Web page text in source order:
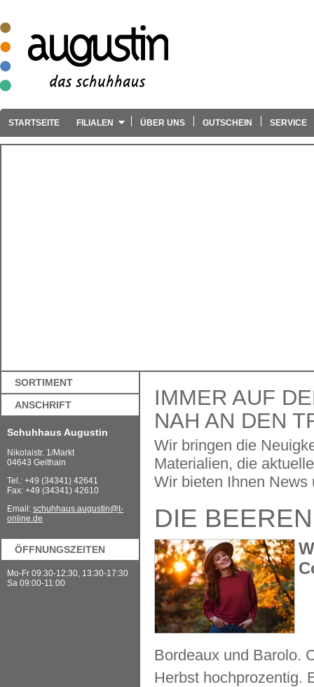
STARTSEITE FILIALEN ÜBER UNS GUTSCHEIN SERVICE
SORTIMENT
ANSCHRIFT
Schuhhaus Augustin
Nikolaistr. 1/Markt
04643 Geithain
Tel.: +49 (34341) 42641
Fax: +49 (34341) 42610
Email: schuhhaus.augustin@t-
online.de
ÖFFNUNGSZEITEN
Mo-Fr 09:30-12:30, 13:30-17:30
Sa 09:00-11:00
IMMER AUF
NAH AN DEN
Wir bringen die
Materialien, die
Wir bieten Ihnen News
DIE
Bordeaux und Barolo.
Herbst hochprozentig.